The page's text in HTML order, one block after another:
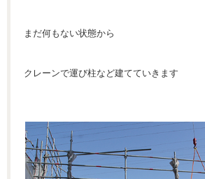
まだ何もない状態から
クレーンで運び柱など建てていきます